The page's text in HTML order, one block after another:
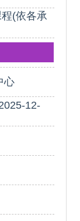
(依各承
心
12-